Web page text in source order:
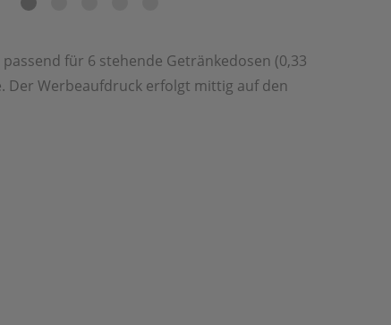
für 6 stehende Getränkedosen (0,33
Der Werbeaufdruck erfolgt mittig auf den